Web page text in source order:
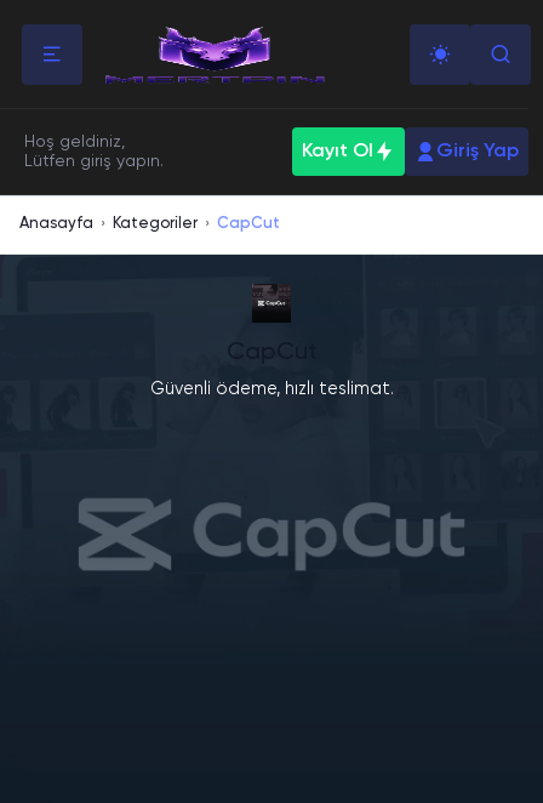
Hoş geldiniz,
Lütfen giriş yapın.
Kayıt Ol Giriş Yap
Anasayfa › Kategoriler › CapCut
Güvenli ödeme, hızlı teslimat.